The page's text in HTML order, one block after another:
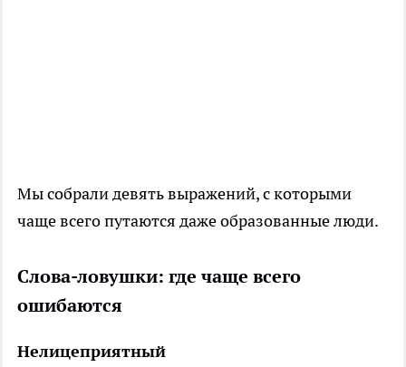
Мы собрали девять выражений, с которыми
чаще всего путаются даже образованные люди.
Слова-ловушки: где чаще всего
ошибаются
Нелицеприятный